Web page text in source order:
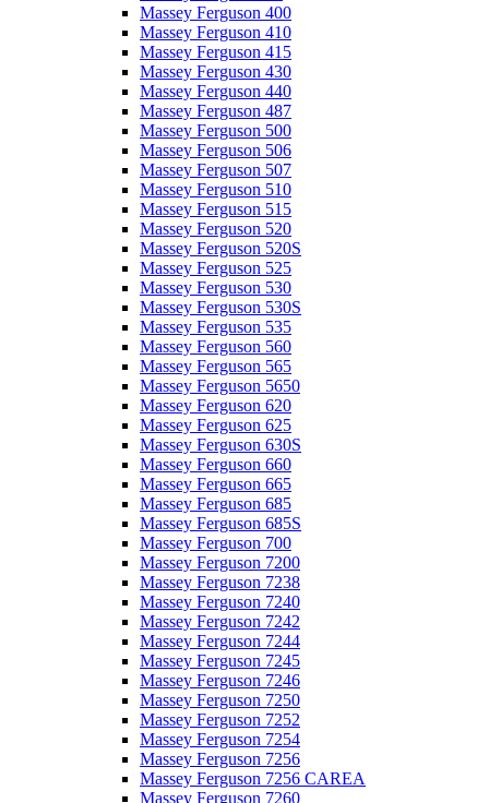
Massey Ferguson 400
Massey Ferguson 410
Massey Ferguson 415
Massey Ferguson 430
Massey Ferguson 440
Massey Ferguson 487
Massey Ferguson 500
Massey Ferguson 506
Massey Ferguson 507
Massey Ferguson 510
Massey Ferguson 515
Massey Ferguson 520
Massey Ferguson 520S
Massey Ferguson 525
Massey Ferguson 530
Massey Ferguson 530S
Massey Ferguson 535
Massey Ferguson 560
Massey Ferguson 565
Massey Ferguson 5650
Massey Ferguson 620
Massey Ferguson 625
Massey Ferguson 630S
Massey Ferguson 660
Massey Ferguson 665
Massey Ferguson 685
Massey Ferguson 685S
Massey Ferguson 700
Massey Ferguson 7200
Massey Ferguson 7238
Massey Ferguson 7240
Massey Ferguson 7242
Massey Ferguson 7244
Massey Ferguson 7245
Massey Ferguson 7246
Massey Ferguson 7250
Massey Ferguson 7252
Massey Ferguson 7254
Massey Ferguson 7256
Massey Ferguson 7256 CAREA
Massey Ferguson 7260